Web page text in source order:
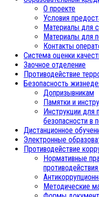
О проекте
Условия
Материалы для
Материалы для
Контакты
Система оценки
Заочное отделение
Противодействие
Безопасность
Допризывникам
Памятки и
Инструкции для
безопасности в
Дистанционное
Электронные
Противодействие
Нормативные
Методические